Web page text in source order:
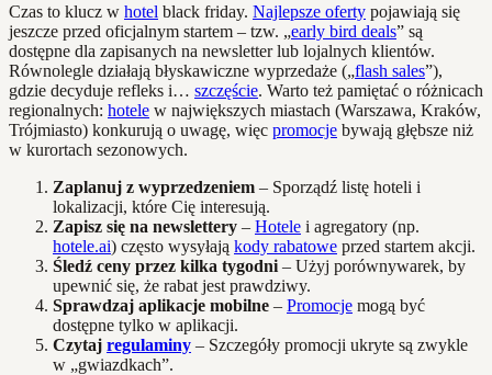
Czas to klucz w hotel black friday. Najlepsze oferty pojawiają się
jeszcze przed oficjalnym startem – tzw. „early bird deals” są
dostępne dla zapisanych na newsletter lub lojalnych klientów.
Równolegle działają błyskawiczne wyprzedaże („flash sales”),
gdzie decyduje refleks i… szczęście. Warto też pamiętać o różnicach
regionalnych: hotele w największych miastach (Warszawa, Kraków,
Trójmiasto) konkurują o uwagę, więc promocje bywają głębsze niż
w kurortach sezonowych.
Zaplanuj z wyprzedzeniem – Sporządź listę hoteli i
lokalizacji, które Cię interesują.
Zapisz się na newslettery – Hotele i agregatory (np.
hotele.ai) często wysyłają kody rabatowe przed startem akcji.
Śledź ceny przez kilka tygodni – Użyj porównywarek, by
upewnić się, że rabat jest prawdziwy.
Sprawdzaj aplikacje mobilne – Promocje mogą być
dostępne tylko w aplikacji.
Czytaj regulaminy – Szczegóły promocji ukryte są zwykle
w „gwiazdkach”.